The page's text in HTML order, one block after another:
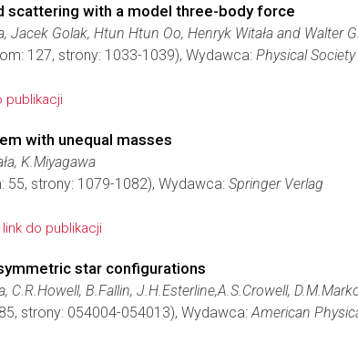
scattering with a model three-body force
Jacek Golak, Htun Htun Oo, Henryk Witała and Walter
127, strony: 1033-1039), Wydawca: Physical
publikacji
with unequal masses
K.Miyagawa
55, strony: 1079-1082), Wydawca: Springer Verlag
link do publikacji
star configurations
C.R.Howell, B.Fallin, J.H.Esterline,A.S.Crowell,
strony: 054004-054013), Wydawca:American